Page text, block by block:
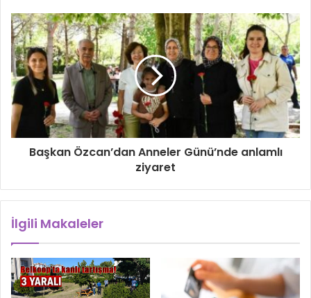
Başkan Özcan’dan Anneler Günü’nde anlamlı
ziyaret
İlgili Makaleler